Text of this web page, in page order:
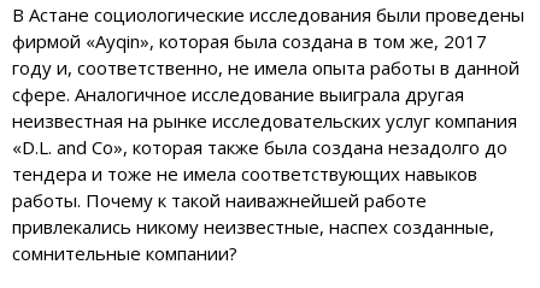
В Астане социологические исследования были проведены
фирмой «Ayqin», которая была создана в том же, 2017
году и, соответственно, не имела опыта работы в данной
сфере. Аналогичное исследование выиграла другая
неизвестная на рынке исследовательских услуг компания
«D.L. and Co», которая также была создана незадолго до
тендера и тоже не имела соответствующих навыков
работы. Почему к такой наиважнейшей работе
привлекались никому неизвестные, наспех созданные,
сомнительные компании?